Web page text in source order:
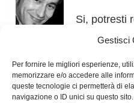
Gestisci
Per fornire le migliori esperienze,
memorizzare e/o accedere alle
queste tecnologie ci permetterà di
navigazione o ID unici su questo
Si, potresti
tagliato a
foro sul
solaio